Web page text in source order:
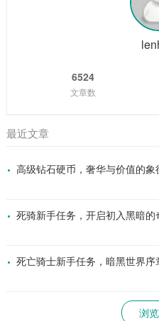
界，玩家可以自由
NPC互动，学习魔
戏中丰富的剧情线和
6524
文章数
最近文章
高级钻石硬币，奢华与价值的象
死骑新手任务，开启初入黑暗的
死亡骑士新手任务，暗黑世界序
浏